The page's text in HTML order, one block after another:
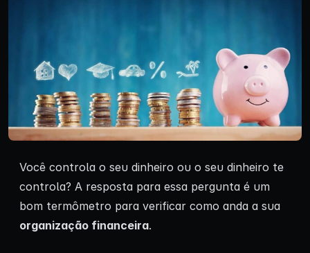
Você controla o seu dinheiro ou o seu dinheiro te
controla? A resposta para essa pergunta é um
bom termômetro para verificar como anda a sua
organização financeira.